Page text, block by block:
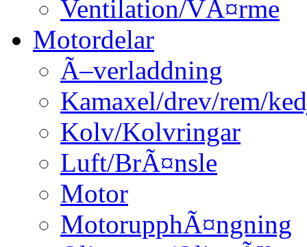
Ventilation/VÃ¤rme
Motordelar
Ã–verladdning
Kamaxel/drev/rem/
Kolv/Kolvringar
Luft/BrÃ¤nsle
Motor
MotorupphÃ¤ngning